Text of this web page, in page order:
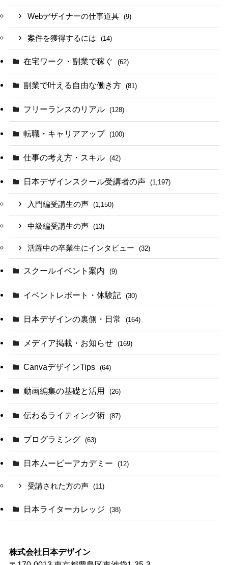
Webデザイナーの仕事道具 (9)
案件を獲得するには (14)
在宅ワーク・副業で稼ぐ (62)
副業で叶える自由な働き方 (81)
フリーランスのリアル (128)
転職・キャリアアップ (100)
仕事の考え方・スキル (42)
日本デザインスクール受講者の声 (1,197)
入門編受講生の声 (1,150)
中級編受講生の声 (13)
活躍中の卒業生にインタビュー (32)
スクールイベント案内 (9)
イベントレポート・体験記 (30)
日本デザインの裏側・日常 (164)
メディア掲載・お知らせ (169)
CanvaデザインTips (64)
動画編集の基礎と活用 (26)
伝わるライティング術 (87)
プログラミング (63)
日本ムービーアカデミー (12)
受講された方の声 (11)
日本ライターカレッジ (38)
株式会社日本デザイン